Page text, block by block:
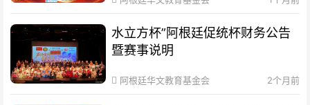
水立方杯”阿根廷促统杯财务公告
暨赛事说明
阿根廷华文教育基金会 2个月前